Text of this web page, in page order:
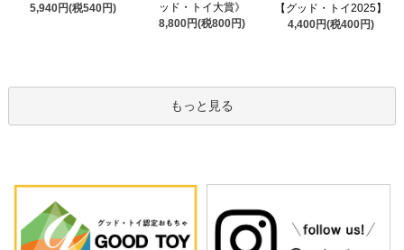
5,940円(税540円)
ッド・トイ大賞》
8,800円(税800円)
【グッド・トイ2025】
4,400円(税400円)
もっと見る